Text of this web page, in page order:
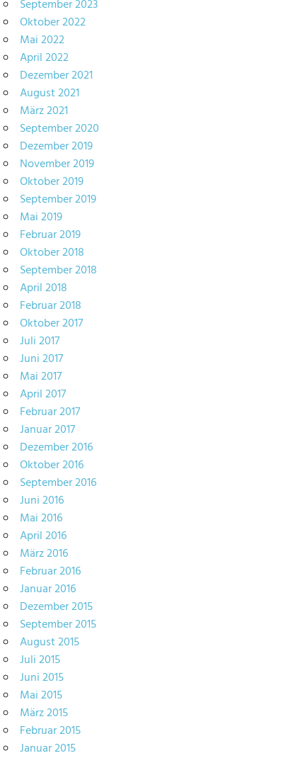
September 2023
Oktober 2022
Mai 2022
April 2022
Dezember 2021
August 2021
März 2021
September 2020
Dezember 2019
November 2019
Oktober 2019
September 2019
Mai 2019
Februar 2019
Oktober 2018
September 2018
April 2018
Februar 2018
Oktober 2017
Juli 2017
Juni 2017
Mai 2017
April 2017
Februar 2017
Januar 2017
Dezember 2016
Oktober 2016
September 2016
Juni 2016
Mai 2016
April 2016
März 2016
Februar 2016
Januar 2016
Dezember 2015
September 2015
August 2015
Juli 2015
Juni 2015
Mai 2015
März 2015
Februar 2015
Januar 2015